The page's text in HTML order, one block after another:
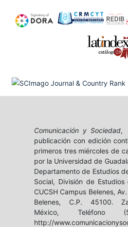
Comunicación y Sociedad,
publicación con edición
primeros tres miércoles de
por la Universidad de
Departamento de Estudios
Social, División de
CUCSH Campus Belenes,
Belenes, C.P. 45100.
México, Teléfono
http://